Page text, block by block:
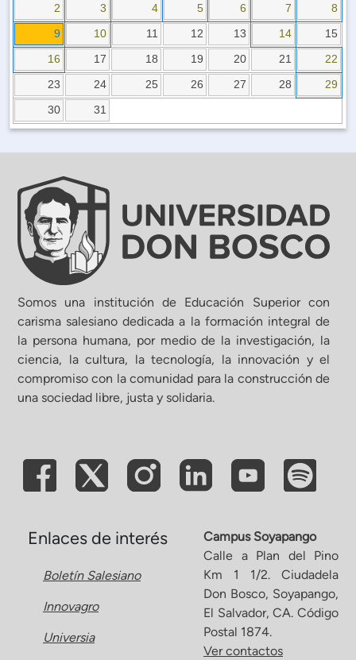
Capacitación Institucional
Estructura organizativa
Académica
Secretaría General
de Gestión Institucional
de Administración y Finanzas
Calidad Académica
Políticas institucionales
Acreditaciones
Boletín de noticias
Publicaciones
2
3 4 5 6 7
8
9
10 11 12 13 14
15
16
17 18 19 20 21
22
23
24 25 26 27 28
29
30
31
Somos una institución de Educación Superior con
carisma salesiano dedicada a la formación integral de
la persona humana, por medio de la investigación, la
ciencia, la cultura, la tecnología, la innovación y el
compromiso con la comunidad para la construcción de
una sociedad libre, justa y solidaria.
Enlaces de interés
Boletín Salesiano
Innovagro
Universia
Campus Soyapango
Calle a Plan del Pino
Km 1 1/2. Ciudadela
Don Bosco, Soyapango,
El Salvador, CA. Código
Postal 1874.
Ver contactos